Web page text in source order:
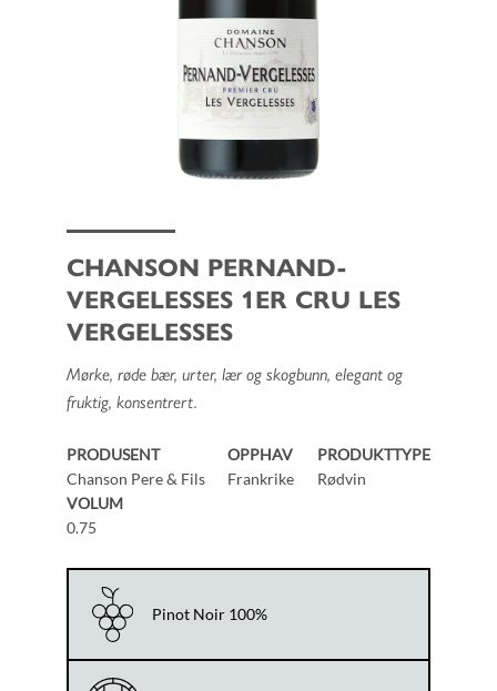
CHANSON PERNAND-
VERGELESSES 1ER CRU LES
VERGELESSES
Mørke, røde bær, urter, lær og skogbunn, elegant og
fruktig, konsentrert.
PRODUSENT
Chanson Pere & Fils
OPPHAV
Frankrike
PRODUKTTYPE
Rødvin
VOLUM
0.75
Pinot Noir 100%